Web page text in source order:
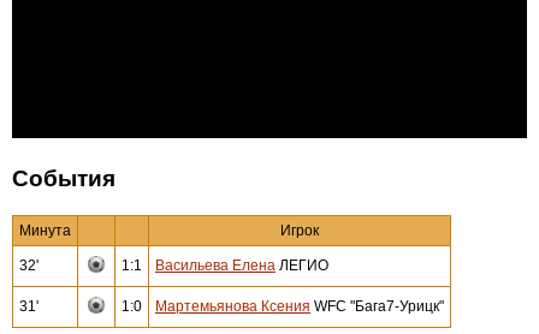
События
Минута Игрок
32' 1:1 Васильева Елена ЛЕГИО
31' 1:0 Мартемьянова Ксения WFC "Бага7-Урицк"